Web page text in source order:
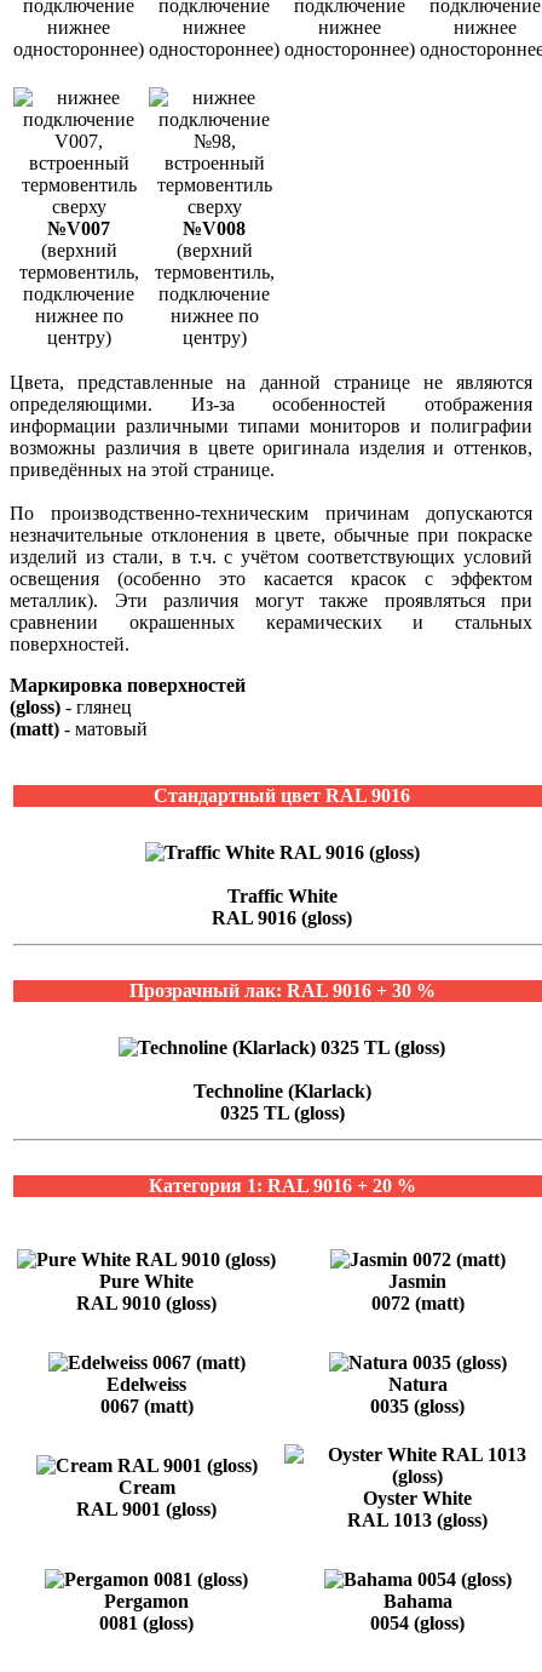
подключение
нижнее
одностороннее)
подключение
нижнее
одностороннее)
подключение
нижнее
одностороннее)
подключение
нижнее
№V007
(верхний
термовентиль,
подключение
нижнее по
центру)
№V008
(верхний
термовентиль,
подключение
нижнее по
центру)
Цвета, представленные на данной странице не являются
определяющими. Из-за особенностей отображения
информации различными типами мониторов и полиграфии
возможны различия в цвете оригинала изделия и оттенков,
приведённых на этой странице.
По производственно-техническим причинам допускаются
незначительные отклонения в цвете, обычные при покраске
изделий из стали, в т.ч. с учётом соответствующих условий
освещения (особенно это касается красок с эффектом
металлик). Эти различия могут также проявляться при
сравнении окрашенных керамических и стальных
поверхностей.
Маркировка поверхностей
(gloss) - глянец
(matt) - матовый
Стандартный цвет RAL 9016
Traffic White
RAL 9016 (gloss)
Прозрачный лак: RAL 9016 + 30 %
Technoline (Klarlack)
0325 TL (gloss)
Категория 1: RAL 9016 + 20 %
Pure White
RAL 9010 (gloss)
Jasmin
0072 (matt)
Edelweiss
0067 (matt)
Natura
0035 (gloss)
Cream
RAL 9001 (gloss)
Oyster White
RAL 1013 (gloss)
Pergamon
0081 (gloss)
Bahama
0054 (gloss)